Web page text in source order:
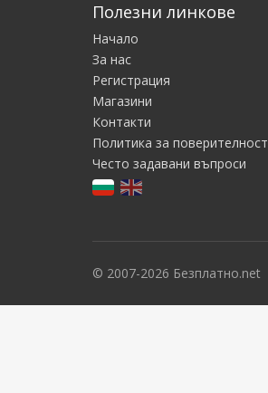
Полезни линкове
Начало
За нас
Регистрация
Магазини
Контакти
Политика за поверителност
Често задавани въпроси
© 2007-2026 Безплатно.net